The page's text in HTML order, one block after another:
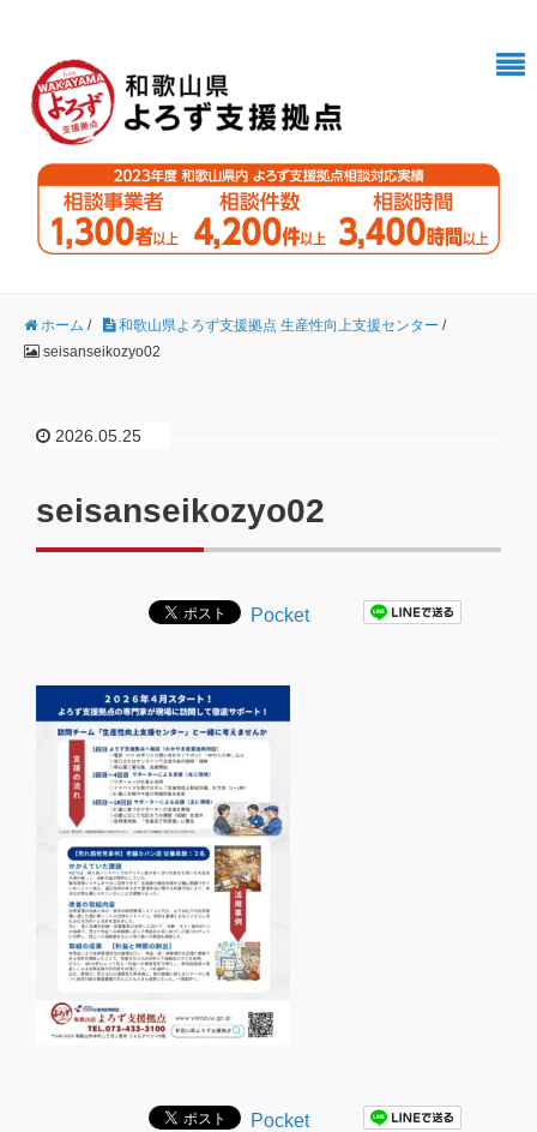
ホーム / 和歌山県よろず支援拠点 生産性向上支援センター /
seisanseikozyo02
2026.05.25
seisanseikozyo02
Pocket
Pocket